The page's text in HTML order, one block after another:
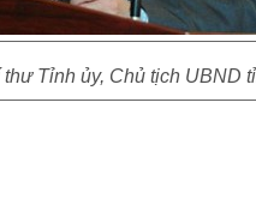
Tỉnh ủy, Chủ tịch UBND